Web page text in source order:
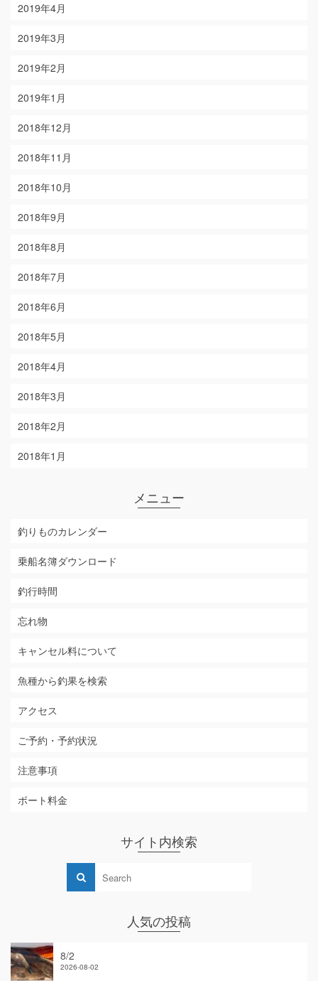
2019年4月
2019年3月
2019年2月
2019年1月
2018年12月
2018年11月
2018年10月
2018年9月
2018年8月
2018年7月
2018年6月
2018年5月
2018年4月
2018年3月
2018年2月
2018年1月
メニュー
釣りものカレンダー
乗船名簿ダウンロード
釣行時間
忘れ物
キャンセル料について
魚種から釣果を検索
アクセス
ご予約・予約状況
注意事項
ボート料金
サイト内検索
人気の投稿
8/2
2026-08-02